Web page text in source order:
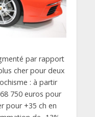
par rapport
cher pour deux
: à partir
750 euros pour
pour +35 ch en